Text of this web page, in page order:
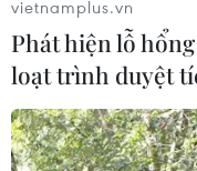
Thực hiện
vietnamplus.vn
Phát hiện lỗ
loạt trình duyệt